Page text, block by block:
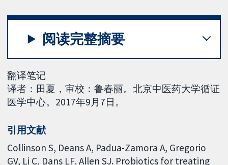
阅读完整摘要
翻译笔记
译者：田夏，审校：鲁春丽。北京中医药大学循证
医学中心。2017年9月7日。
引用文献
Collinson S, Deans A, Padua-Zamora A, Gregorio
GV, Li C, Dans LF, Allen SJ. Probiotics for treating